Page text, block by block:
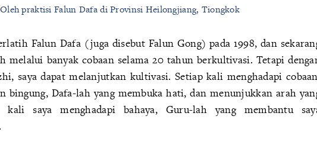
praktisi Falun Dafa di Provinsi Heilongjiang, Tiongkok
Falun Dafa (juga disebut Falun Gong) pada 1998, dan
melalui banyak cobaan selama 20 tahun berkultivasi. Tetapi
saya dapat melanjutkan kultivasi. Setiap kali menghadapi
bingung, Dafa-lah yang membuka hati, dan menunjukkan arah
kali saya menghadapi bahaya, Guru-lah yang membantu